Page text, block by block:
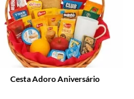
Cesta Adoro Aniversário